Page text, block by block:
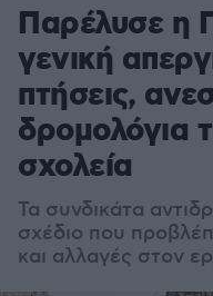
Παρέλυσε η
γενική
πτήσεις,
δρομολόγια
σχολεία
Τα συνδικάτα
σχέδιο που
και αλλαγές στον